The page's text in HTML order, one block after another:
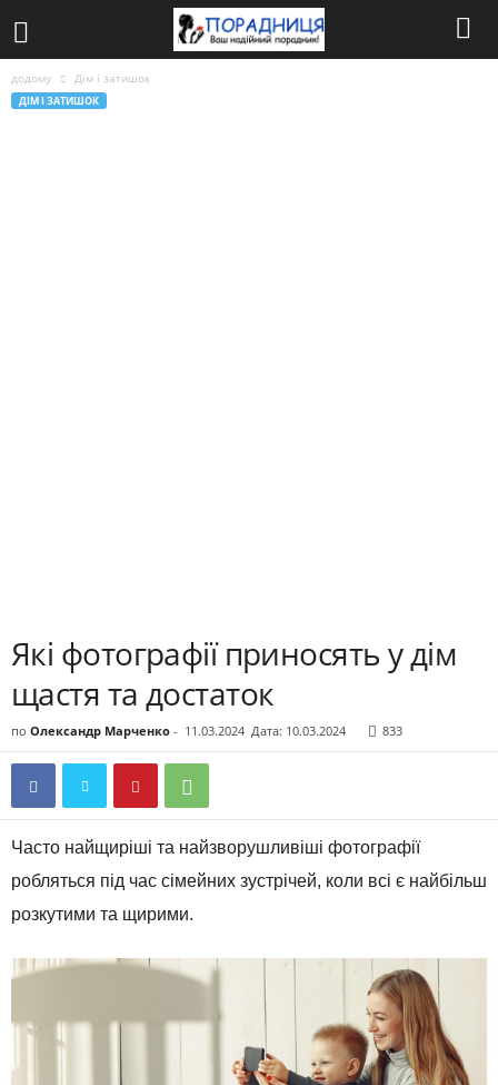
додому Дім і затишок
ДІМ І ЗАТИШОК
Які фотографії приносять у дім
щастя та достаток
по Олександр Марченко - 11.03.2024 Дата: 10.03.2024 833
Часто найщиріші та найзворушливіші фотографії
робляться під час сімейних зустрічей, коли всі є найбільш
розкутими та щирими.